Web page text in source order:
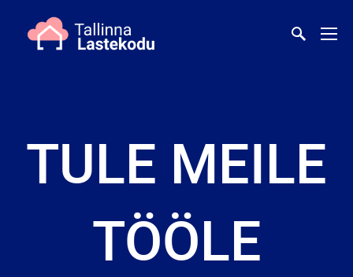
TULE MEILE
TÖÖLE